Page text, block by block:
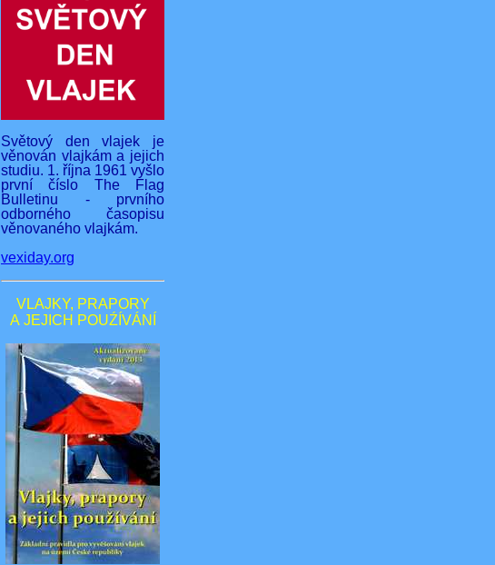
Světový den vlajek je
věnován vlajkám a jejich
studiu. 1. října 1961 vyšlo
první číslo The Flag
Bulletinu - prvního
odborného časopisu
věnovaného vlajkám.
vexiday.org
VLAJKY, PRAPORY
A JEJICH POUŹÍVÁNÍ